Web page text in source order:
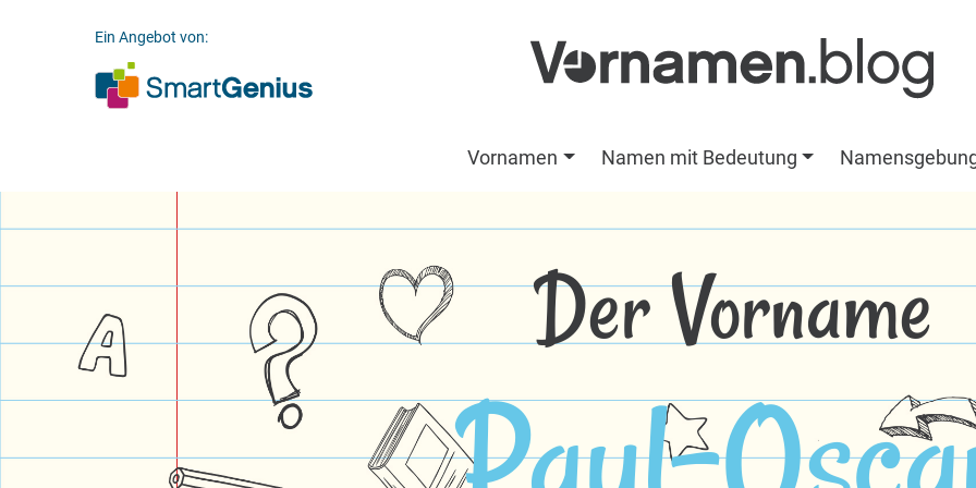
Ein Angebot von:
Vornamen Namen mit Bedeutung
Der Vorname